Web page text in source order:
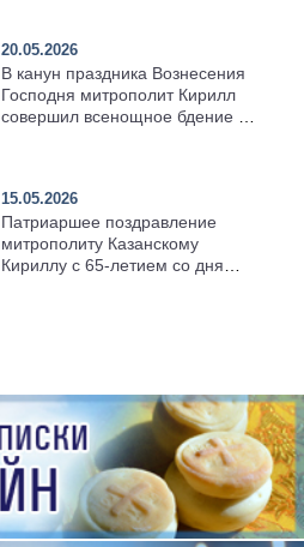
20.05.2026
В канун праздника Вознесения
Господня митрополит Кирилл
совершил всенощное бдение в
15.05.2026
Патриаршее поздравление
митрополиту Казанскому
Кириллу с 65-летием со дня